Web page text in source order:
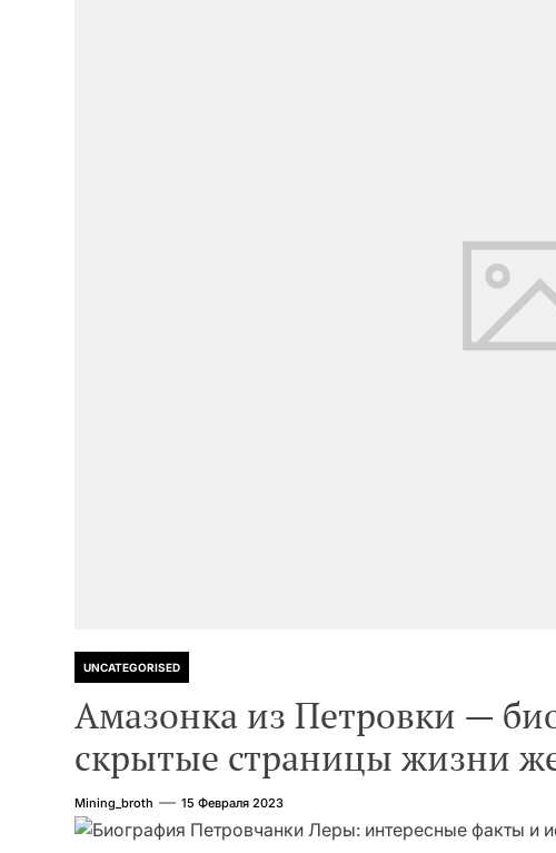
UNCATEGORISED
Амазонка из Петровки —
скрытые страницы жизни
Mining_broth 15 Февраля 2023